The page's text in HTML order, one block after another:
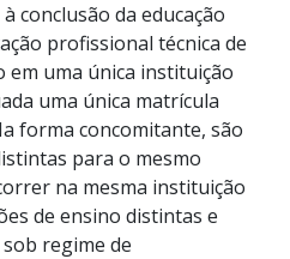
conclusão da educação
profissional técnica de
em uma única instituição
uma única matrícula
forma concomitante, são
para o mesmo
na mesma instituição
de ensino distintas e
regime de